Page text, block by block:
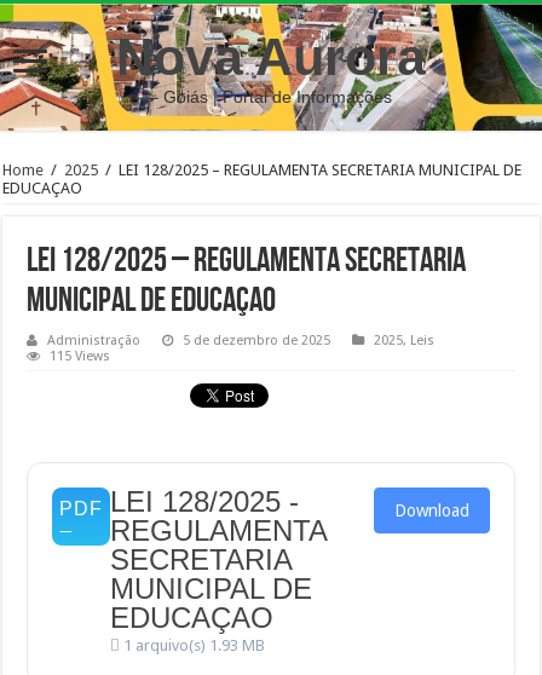
Nova Aurora
– Goiás | Portal de Informações
Home / 2025 / LEI 128/2025 – REGULAMENTA SECRETARIA MUNICIPAL DE
EDUCAÇAO
LEI 128/2025 – REGULAMENTA SECRETARIA
MUNICIPAL DE EDUCAÇAO
Administração 5 de dezembro de 2025 2025, Leis
115 Views
LEI 128/2025 -
REGULAMENTA
SECRETARIA
MUNICIPAL DE
EDUCAÇAO
1 arquivo(s) 1.93 MB
Download